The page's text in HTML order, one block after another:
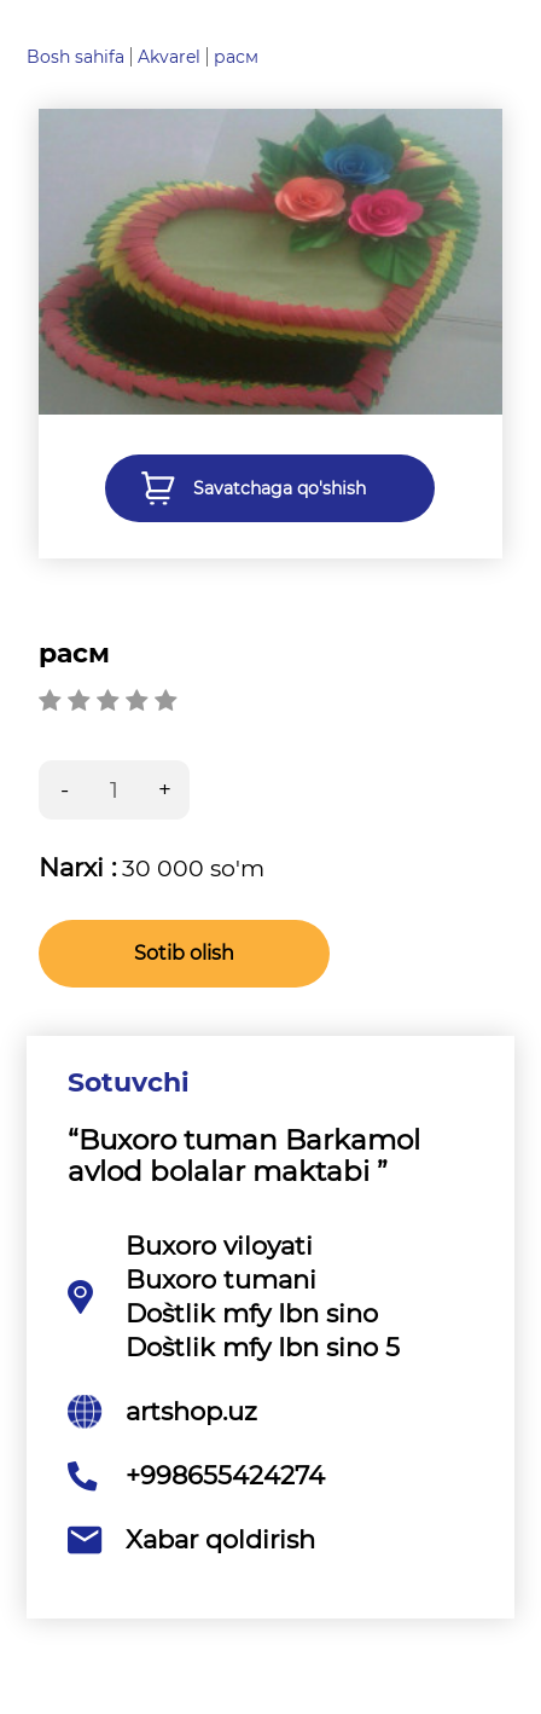
Bosh sahifa Akvarel расм
Savatchaga qo'shish
расм
Narxi :30 000 so'm
Sotib olish
Sotuvchi
“Buxoro tuman Barkamol
avlod bolalar maktabi ”
Buxoro viloyati
Buxoro tumani
Do`stlik mfy Ibn sino
Do`stlik mfy Ibn sino 5
artshop.uz
+998655424274
Xabar qoldirish